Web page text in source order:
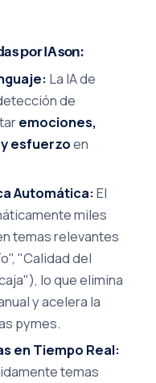
por IA son:
La IA de
de
emociones,
esfuerzoen
Automática:El
miles
temas relevantes
"Calidad del
lo que elimina
y acelera la
pymes.
en Tiempo Real:
temas